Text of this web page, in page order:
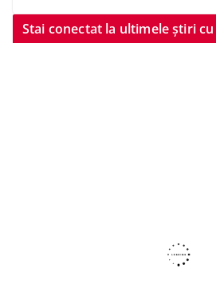
Stai conectat la ultimele știri